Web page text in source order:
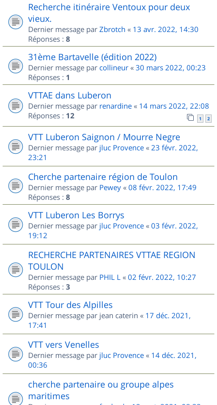
Recherche itinéraire Ventoux pour deux
vieux.
Dernier message par Zbrotch « 13 avr. 2022, 14:30
Réponses : 8
31ème Bartavelle (édition 2022)
Dernier message par collineur « 30 mars 2022, 00:23
Réponses : 1
VTTAE dans Luberon
Dernier message par renardine « 14 mars 2022, 22:08
Réponses : 12 1 2
VTT Luberon Saignon / Mourre Negre
Dernier message par jluc Provence « 23 févr. 2022,
23:21
Cherche partenaire région de Toulon
Dernier message par Pewey « 08 févr. 2022, 17:49
Réponses : 8
VTT Luberon Les Borrys
Dernier message par jluc Provence « 03 févr. 2022,
19:12
RECHERCHE PARTENAIRES VTTAE REGION
TOULON
Dernier message par PHIL L « 02 févr. 2022, 10:27
Réponses : 3
VTT Tour des Alpilles
Dernier message par jean caterin « 17 déc. 2021,
17:41
VTT vers Venelles
Dernier message par jluc Provence « 14 déc. 2021,
00:36
cherche partenaire ou groupe alpes
maritimes